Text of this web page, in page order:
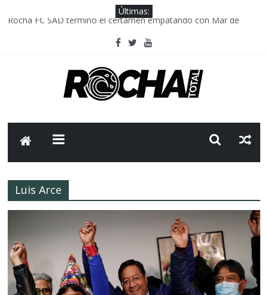
Últimas:
Rocha FC SAD termino el certamen empatando con Mar de
Delegación parlamentaria uruguaya llega a Israel; el Frente
Caso Charles Carrera: la causa que sobrevivió al paso del tiempo
Criminalidad en Uruguay: menos delitos,los homicidios son lo
Luis Arce